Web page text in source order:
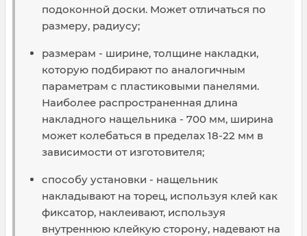
подоконной доски. Может отличаться по
размеру, радиусу;
размерам - ширине, толщине накладки,
которую подбирают по аналогичным
параметрам с пластиковыми панелями.
Наиболее распространенная длина
накладного нащельника - 700 мм, ширина
может колебаться в пределах 18-22 мм в
зависимости от изготовителя;
способу установки - нащельник
накладывают на торец, используя клей как
фиксатор, наклеивают, используя
внутреннюю клейкую сторону, надевают на